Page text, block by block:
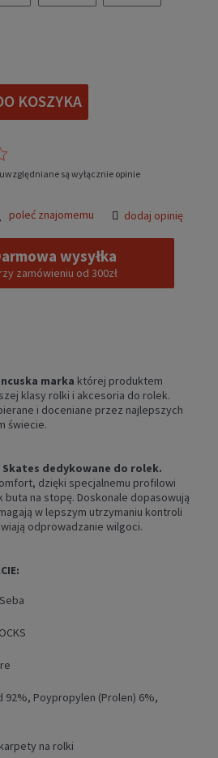
KOSZYKA
są wyłącznie opinie
poleć znajomemu dodaj opinię
wysyłka
zamówieniu od 300zł
marka której produktem
klasy rolki i akcesoria do rolek.
i doceniane przez najlepszych
świecie.
Skates dedykowane do rolek.
dzięki specjalnemu profilowi
buta na stopę. Doskonale dopasowują
w lepszym utrzymaniu kontroli
odprowadzanie wilgoci.
92%, Poypropylen (Prolen) 6%,
na rolki